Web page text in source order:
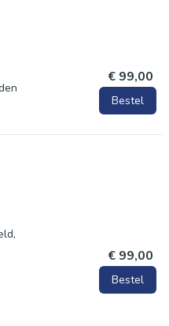
voor geïnspireerd
€ 99,00
Bestel
€ 99,00
Bestel